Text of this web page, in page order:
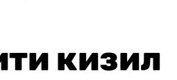
кизил